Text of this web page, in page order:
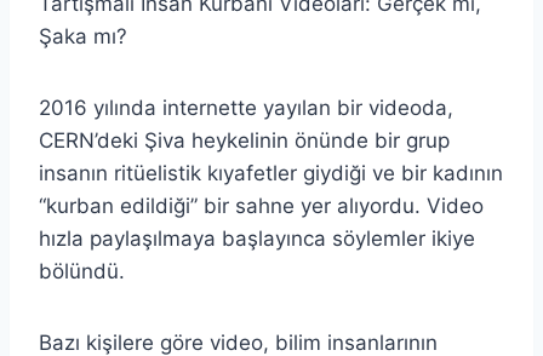
Şaka mı?
2016 yılında internette yayılan bir videoda,
CERN’deki Şiva heykelinin önünde bir grup
insanın ritüelistik kıyafetler giydiği ve bir kadının
“kurban edildiği” bir sahne yer alıyordu. Video
hızla paylaşılmaya başlayınca söylemler ikiye
bölündü.
Bazı kişilere göre video, bilim insanlarının